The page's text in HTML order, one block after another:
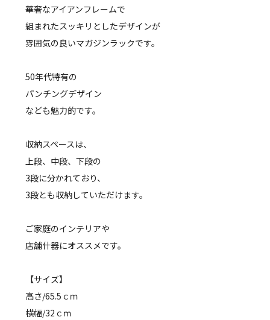
華奢なアイアンフレームで
組まれたスッキリとしたデザインが
雰囲気の良いマガジンラックです。
50年代特有の
パンチングデザイン
なども魅力的です。
収納スペースは、
上段、中段、下段の
3段に分かれており、
3段とも収納していただけます。
ご家庭のインテリアや
店舗什器にオススメです。
【サイズ】
高さ/65.5ｃｍ
横幅/32ｃｍ